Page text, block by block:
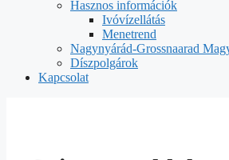
Hasznos információk
Ivóvízellátás
Menetrend
Nagynyárád-Grossnaarad
Díszpolgárok
Kapcsolat